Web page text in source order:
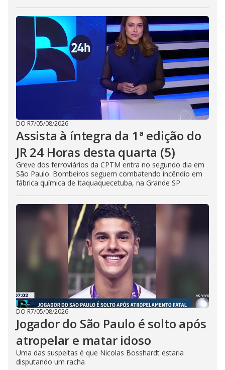
DO R7/05/08/2026
Assista à íntegra da 1ª edição do
JR 24 Horas desta quarta (5)
Greve dos ferroviários da CPTM entra no segundo dia em
São Paulo. Bombeiros seguem combatendo incêndio em
fábrica química de Itaquaquecetuba, na Grande SP
DO R7/05/08/2026
Jogador do São Paulo é solto após
atropelar e matar idoso
Uma das suspeitas é que Nicolas Bosshardt estaria
disputando um racha